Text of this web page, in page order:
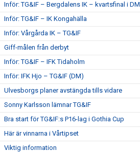
Inför: TG&IF – Bergdalens IK – kvartsfinal i DM
Inför: TG&IF – IK Kongahälla
Inför: Vårgårda IK – TG&IF
Giff-målen från derbyt
Inför: TG&IF – IFK Tidaholm
Inför: IFK Hjo – TG&IF (DM)
Ulvesborgs planer avstängda tills vidare
Sonny Karlsson lämnar TG&IF
Bra start för TG&IF:s P16-lag i Gothia Cup
Här är vinnarna i Vårtipset
Viktig information